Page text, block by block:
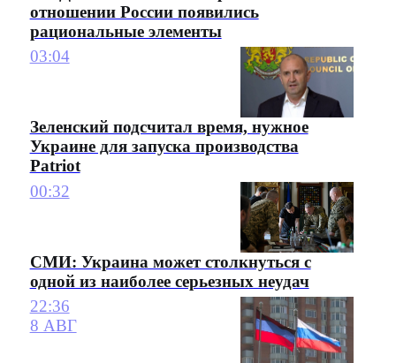
отношении России появились
рациональные элементы
03:04
Зеленский подсчитал время, нужное
Украине для запуска производства
Patriot
00:32
СМИ: Украина может столкнуться с
одной из наиболее серьезных неудач
22:36
8 АВГ